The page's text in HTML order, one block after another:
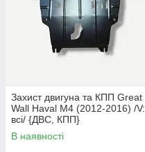
Захист двигуна та КПП Great
Wall Haval M4 (2012-2016) /V:
всі/ {ДВС, КПП}
В наявності